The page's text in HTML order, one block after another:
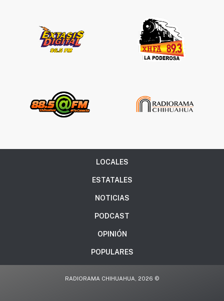
LOCALES
ESTATALES
NOTICIAS
PODCAST
OPINIÓN
POPULARES
RADIORAMA CHIHUAHUA, 2026 ©